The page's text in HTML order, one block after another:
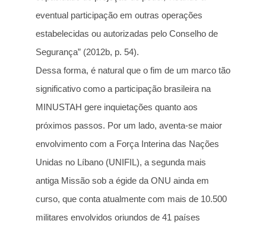
eventual participação em outras operações
estabelecidas ou autorizadas pelo Conselho de
Segurança” (2012b, p. 54).
Dessa forma, é natural que o fim de um marco tão
significativo como a participação brasileira na
MINUSTAH gere inquietações quanto aos
próximos passos. Por um lado, aventa-se maior
envolvimento com a Força Interina das Nações
Unidas no Líbano (UNIFIL), a segunda mais
antiga Missão sob a égide da ONU ainda em
curso, que conta atualmente com mais de 10.500
militares envolvidos oriundos de 41 países